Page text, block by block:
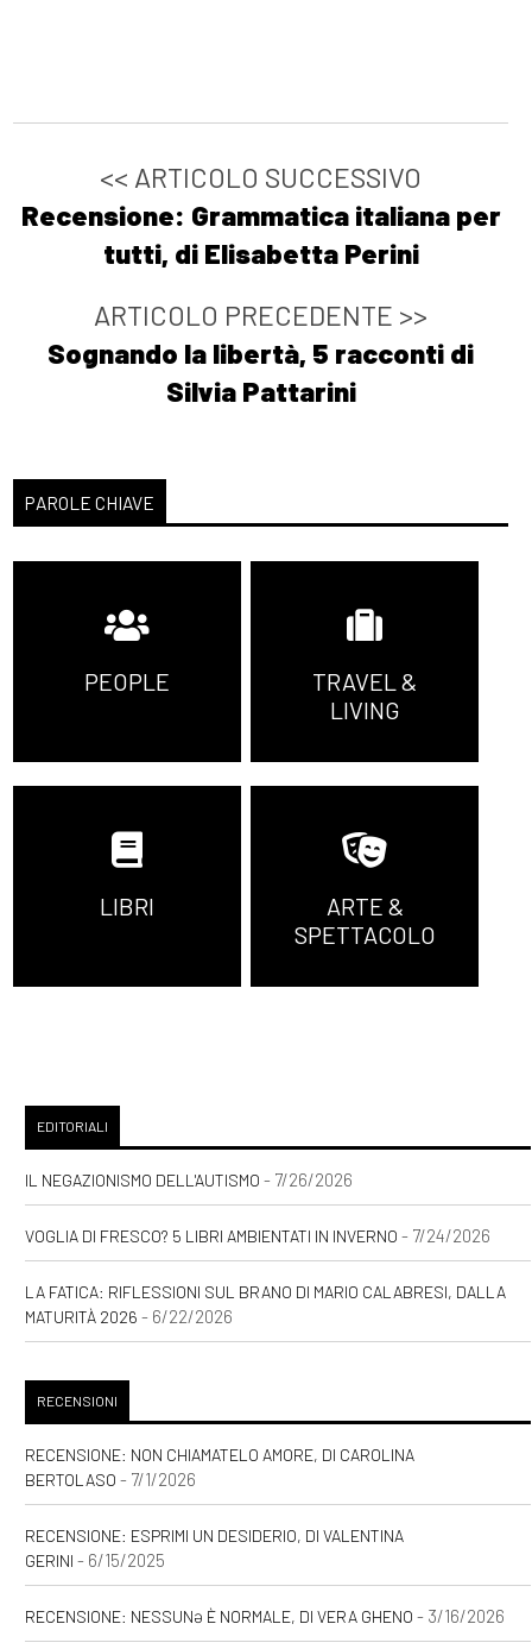
<< ARTICOLO SUCCESSIVO
Recensione: Grammatica italiana per
tutti, di Elisabetta Perini
ARTICOLO PRECEDENTE >>
Sognando la libertà, 5 racconti di
Silvia Pattarini
PAROLE CHIAVE
PEOPLE
TRAVEL &
LIVING
LIBRI
ARTE &
SPETTACOLO
EDITORIALI
IL NEGAZIONISMO DELL'AUTISMO - 7/26/2026
VOGLIA DI FRESCO? 5 LIBRI AMBIENTATI IN INVERNO - 7/24/2026
LA FATICA: RIFLESSIONI SUL BRANO DI MARIO CALABRESI, DALLA
MATURITÀ 2026 - 6/22/2026
RECENSIONI
RECENSIONE: NON CHIAMATELO AMORE, DI CAROLINA
BERTOLASO - 7/1/2026
RECENSIONE: ESPRIMI UN DESIDERIO, DI VALENTINA
GERINI - 6/15/2025
RECENSIONE: NESSUNƏ È NORMALE, DI VERA GHENO - 3/16/2026